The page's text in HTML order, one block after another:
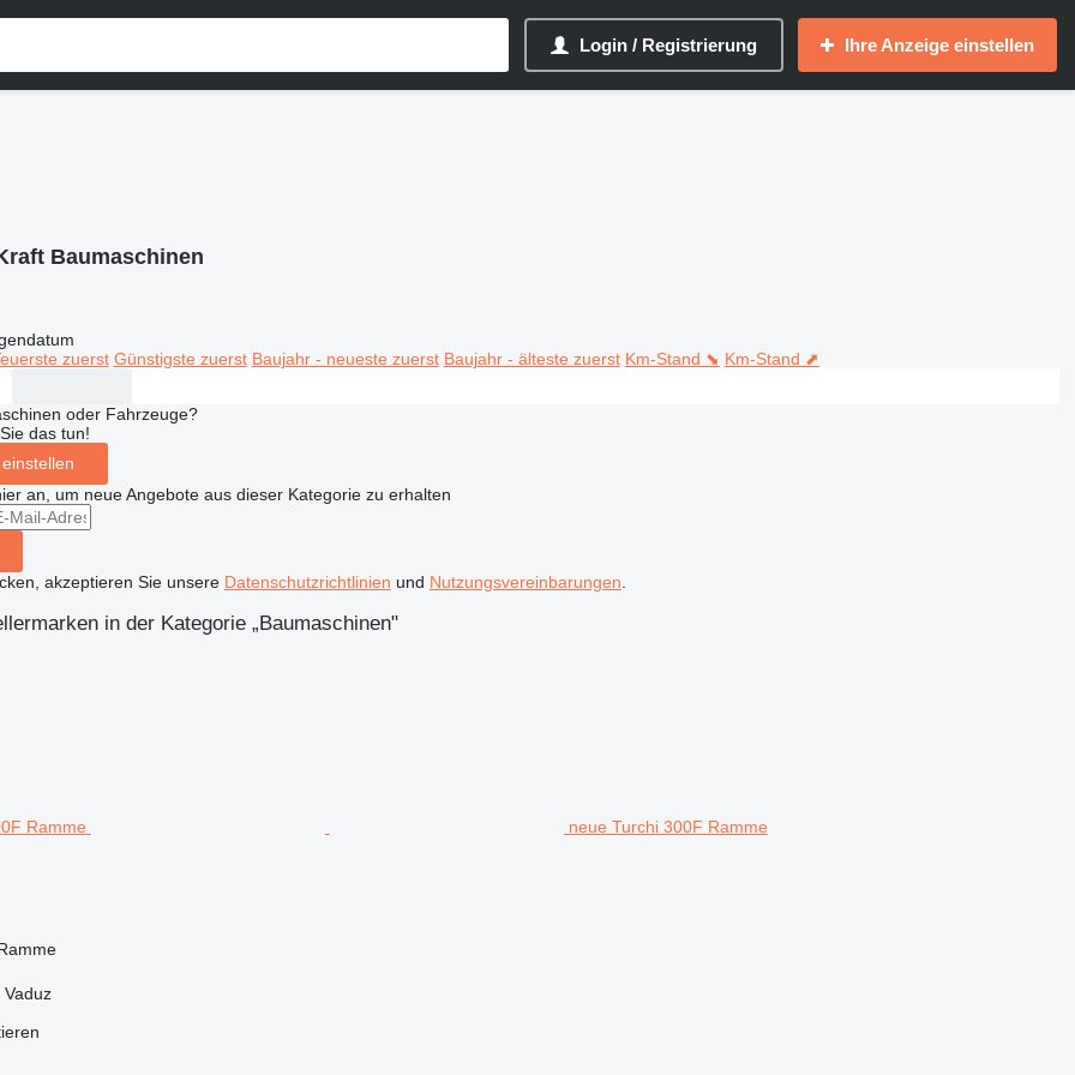
Login / Registrierung Ihre Anzeige einstellen
Baumaschinen
zuerst Günstigste zuerst Baujahr - neueste zuerst Baujahr - älteste zuerst Km-Stand ⬊ Km-Stand ⬈
oder Fahrzeuge?
das tun!
an, um neue Angebote aus dieser Kategorie zu erhalten
akzeptieren Sie unsere Datenschutzrichtlinien und Nutzungsvereinbarungen
in der Kategorie „Baumaschinen"
neue Turchi 300F Ramme